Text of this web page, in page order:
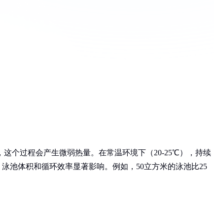
个过程会产生微弱热量。在常温环境下（20-25℃），持续
池体积和循环效率显著影响。例如，50立方米的泳池比25